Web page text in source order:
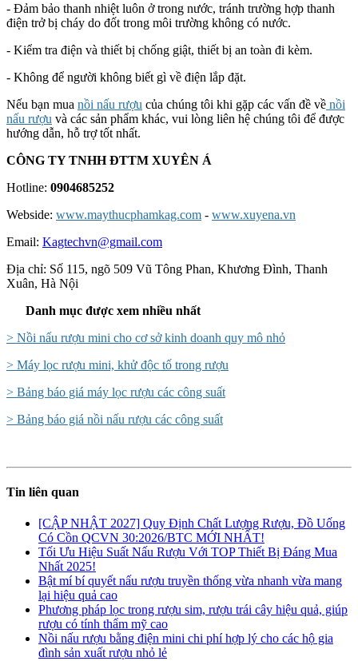
- Đảm bảo thanh nhiệt luôn ở trong nước, tránh trường hợp thanh
điện trở bị cháy do đốt trong môi trường không có nước.
- Kiểm tra điện và thiết bị chống giật, thiết bị an toàn đi kèm.
- Không để người không biết gì về điện lắp đặt.
Nếu bạn mua nồi nấu rượu của chúng tôi khi gặp các vấn đề về nồi
nấu rượu và các sản phẩm khác, vui lòng liên hệ chúng tôi để được
hướng dẫn, hỗ trợ tốt nhất.
CÔNG TY TNHH ĐTTM XUYÊN Á
Hotline: 0904685252
Webside: www.maythucphamkag.com - www.xuyena.vn
Email: Kagtechvn@gmail.com
Địa chỉ: Số 115, ngõ 509 Vũ Tông Phan, Khương Đình, Thanh
Xuân, Hà Nội
Danh mục được xem nhiều nhất
> Nồi nấu rượu mini cho cơ sở kinh doanh quy mô nhỏ
> Máy lọc rượu mini, khử độc tố trong rượu
> Bảng báo giá máy lọc rượu các công suất
> Bảng báo giá nồi nấu rượu các công suất
Tin liên quan
[CẬP NHẬT 2027] Quy Định Chất Lượng Rượu, Đồ Uống
Có Cồn QCVN 30:2026/BTC MỚI NHẤT!
Tối Ưu Hiệu Suất Nấu Rượu Với TOP Thiết Bị Đáng Mua
Nhất 2025!
Bật mí bí quyết nấu rượu truyền thống vừa nhanh vừa mang
lại hiệu quả cao
Phương pháp lọc trong rượu sim, rượu trái cây hiệu quả, giúp
rượu có tính thẩm mỹ cao
Nồi nấu rượu bằng điện mini chi phí hợp lý cho các hộ gia
đình sản xuất rượu nhỏ lẻ